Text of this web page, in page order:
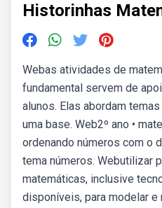
Historinhas
Webas atividades de
fundamental servem de
alunos. Elas abordam
uma base. Web2º ano •
ordenando números com o
tema números. Webutilizar
matemáticas, inclusive
disponíveis, para modelar